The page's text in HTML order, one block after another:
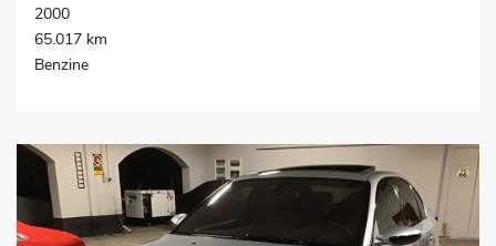
2000
65.017 km
Benzine